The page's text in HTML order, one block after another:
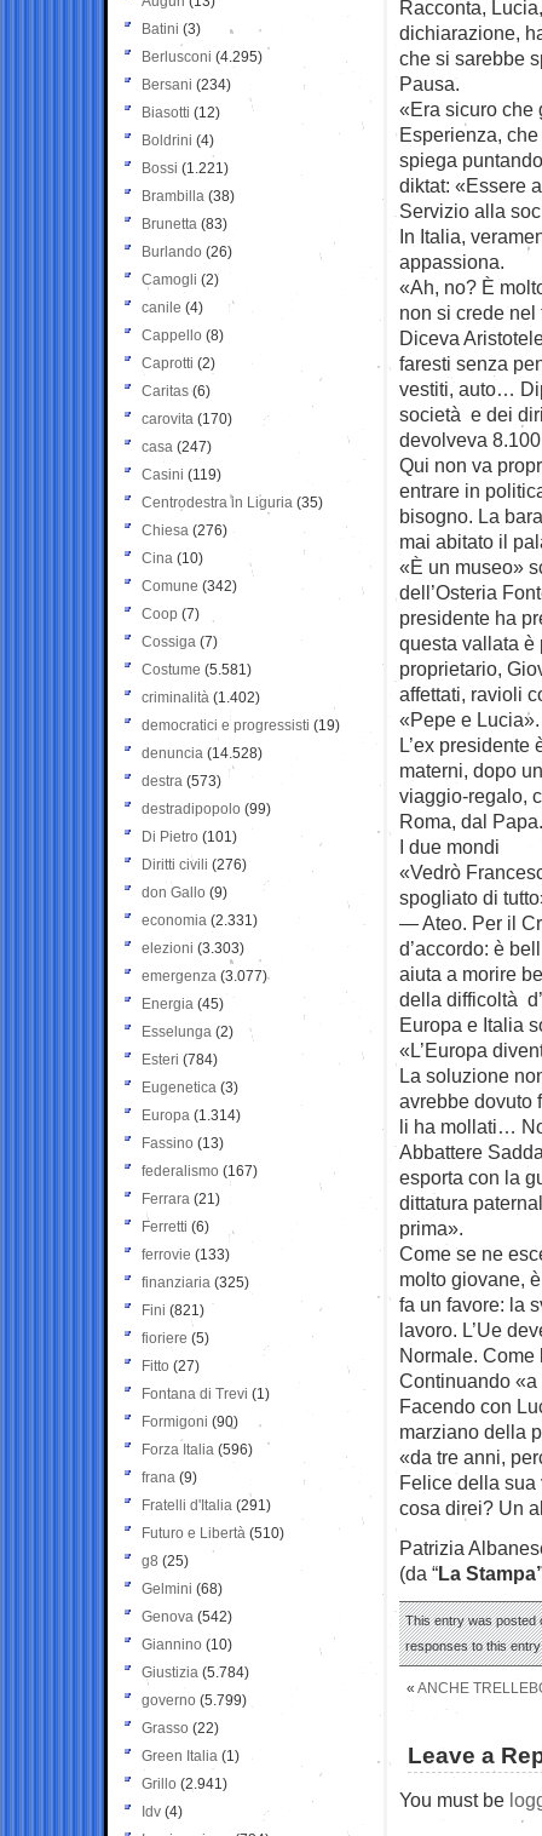
Racconta,
dichiarazione,
che si sarebbe
Pausa.
«Era sicuro che
Esperienza,
spiega
diktat: «Essere
Servizio alla
In Italia,
appassiona.
«Ah, no? È
non si crede nel
Diceva
faresti senza
vestiti, auto…
società e dei
devolveva
Qui non va
entrare in
bisogno. La
mai abitato il
«È un museo»
dell’Osteria
presidente ha
questa vallata
proprietario,
affettati, ravioli
«Pepe e Lucia».
L’ex
materni, dopo
viaggio-regalo,
Roma, dal Papa.
I due mondi
«Vedrò
spogliato di
— Ateo. Per il
d’accordo: è
aiuta a morire
della difficoltà
Europa e Italia
«L’Europa
La soluzione
avrebbe dovuto
li ha mollati…
Abbattere
esporta con la
dittatura
prima».
Come se ne
molto giovane,
fa un favore: la
lavoro. L’Ue
Normale.
Continuando
Facendo con
marziano della
«da tre anni,
Felice della sua
cosa direi? Un
Patrizia
(da “La
This entry was posted
responses to this
« ANCHE
Leave a
You must be
Batini (3)
Berlusconi (4.295)
Bersani (234)
Biasotti (12)
Boldrini (4)
Bossi (1.221)
Brambilla (38)
Brunetta (83)
Burlando (26)
Camogli (2)
canile (4)
Cappello (8)
Caprotti (2)
Caritas (6)
carovita (170)
casa (247)
Casini (119)
Centrodestra in Liguria (35)
Chiesa (276)
Cina (10)
Comune (342)
Coop (7)
Cossiga (7)
Costume (5.581)
criminalità (1.402)
democratici e progressisti (19)
denuncia (14.528)
destra (573)
destradipopolo (99)
Di Pietro (101)
Diritti civili (276)
don Gallo (9)
economia (2.331)
elezioni (3.303)
emergenza (3.077)
Energia (45)
Esselunga (2)
Esteri (784)
Eugenetica (3)
Europa (1.314)
Fassino (13)
federalismo (167)
Ferrara (21)
Ferretti (6)
ferrovie (133)
finanziaria (325)
Fini (821)
fioriere (5)
Fitto (27)
Fontana di Trevi (1)
Formigoni (90)
Forza Italia (596)
frana (9)
Fratelli d'Italia (291)
Futuro e Libertà (510)
g8 (25)
Gelmini (68)
Genova (542)
Giannino (10)
Giustizia (5.784)
governo (5.799)
Grasso (22)
Green Italia (1)
Grillo (2.941)
Idv (4)